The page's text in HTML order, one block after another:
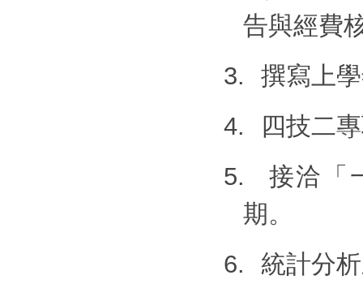
告與經費
3. 撰寫上
4. 四技二
5.
接洽「
期。
6. 統計分